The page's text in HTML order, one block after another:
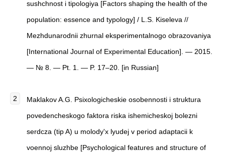
sushchnost i tipologiya [Factors shaping the health of the
population: essence and typology] / L.S. Kiseleva //
Mezhdunarodnii zhurnal eksperimentalnogo obrazovaniya
[International Journal of Experimental Education]. — 2015.
— № 8. — Pt. 1. — P. 17–20. [in Russian]
Maklakov A.G. Psixologicheskie osobennosti i struktura
povedencheskogo faktora riska ishemicheskoj bolezni
serdcza (tip A) u molody'x lyudej v period adaptacii k
voennoj sluzhbe [Psychological features and structure of